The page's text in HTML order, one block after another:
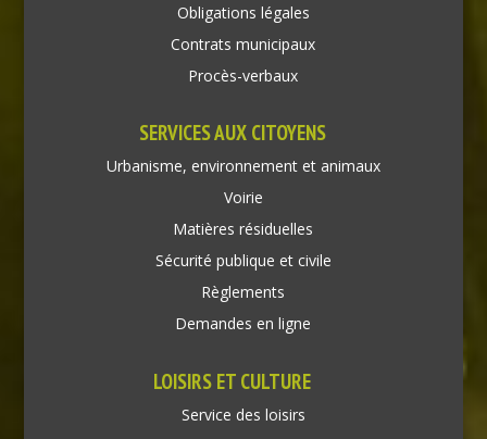
Obligations légales
Contrats municipaux
Procès-verbaux
SERVICES AUX CITOYENS
Urbanisme, environnement et animaux
Voirie
Matières résiduelles
Sécurité publique et civile
Règlements
Demandes en ligne
LOISIRS ET CULTURE
Service des loisirs